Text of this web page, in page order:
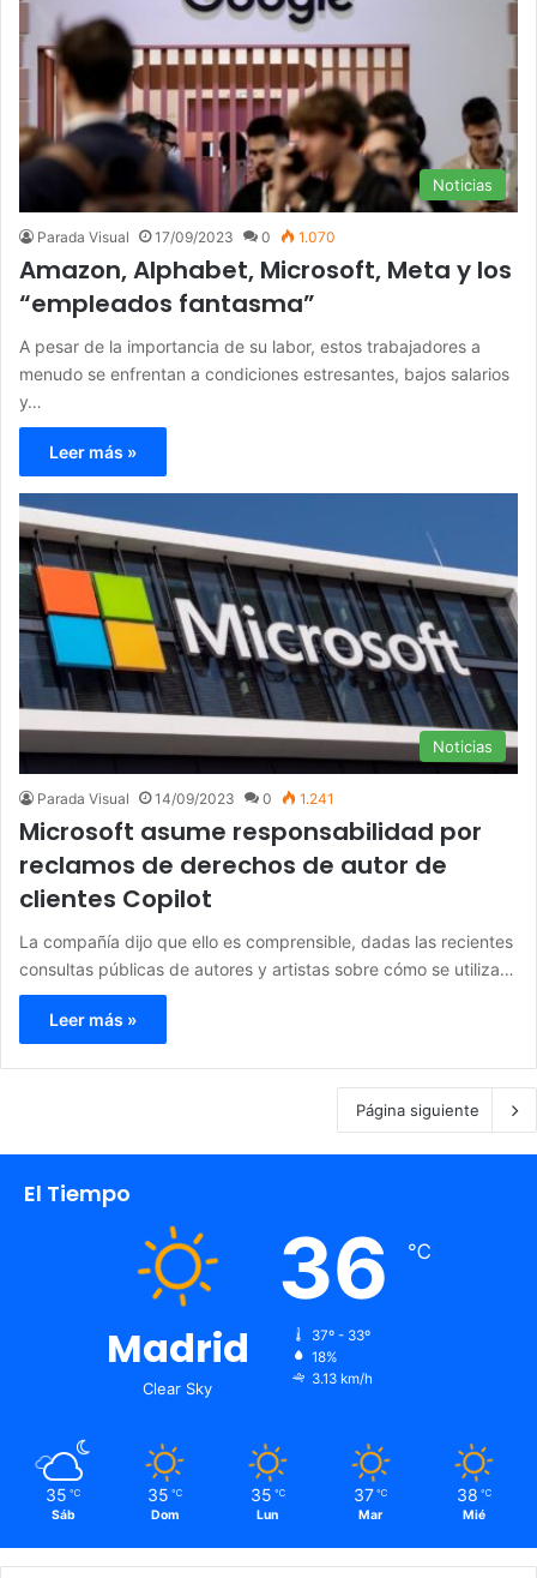
Noticias
Parada Visual 17/09/2023 0 1.070
Amazon, Alphabet, Microsoft, Meta y los
“empleados fantasma”
A pesar de la importancia de su labor, estos trabajadores a
menudo se enfrentan a condiciones estresantes, bajos salarios
y…
Leer más »
Noticias
Parada Visual 14/09/2023 0 1.241
Microsoft asume responsabilidad por
reclamos de derechos de autor de
clientes Copilot
La compañía dijo que ello es comprensible, dadas las recientes
consultas públicas de autores y artistas sobre cómo se utiliza…
Leer más »
Página siguiente
El Tiempo
Madrid
Clear Sky
36 ℃
37º - 33º
18%
3.13 km/h
35 ℃
Sáb
35 ℃
Dom
35 ℃
Lun
37 ℃
Mar
38 ℃
Mié